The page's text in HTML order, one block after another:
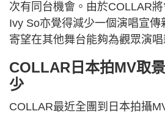
次有同台機會。由於COLLAR將
Ivy So亦覺得減少一個演唱宣傳
寄望在其他舞台能夠為觀眾演唱
COLLAR日本拍MV取
少
COLLAR最近全團到日本拍攝